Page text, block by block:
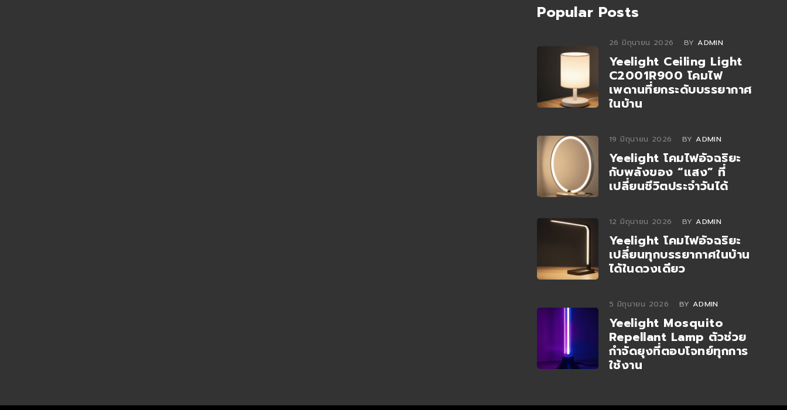
Popular Posts
26 มิถุนายน 2026 BY ADMIN
Yeelight Ceiling Light
C2001R900 โคมไฟ
เพดานที่ยกระดับบรรยากาศ
ในบ้าน
19 มิถุนายน 2026 BY ADMIN
Yeelight โคมไฟอัจฉริยะ
กับพลังของ “แสง” ที่
เปลี่ยนชีวิตประจำวันได้
12 มิถุนายน 2026 BY ADMIN
Yeelight โคมไฟอัจฉริยะ
เปลี่ยนทุกบรรยากาศในบ้าน
ได้ในดวงเดียว
5 มิถุนายน 2026 BY ADMIN
Yeelight Mosquito
Repellant Lamp ตัวช่วย
กำจัดยุงที่ตอบโจทย์ทุกการ
ใช้งาน